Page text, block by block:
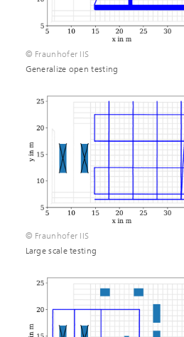
© Fraunhofer IIS
Generalize open testing
© Fraunhofer IIS
Large scale testing